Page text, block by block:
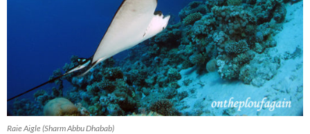
Raie Aigle (Sharm Abbu Dhabab)